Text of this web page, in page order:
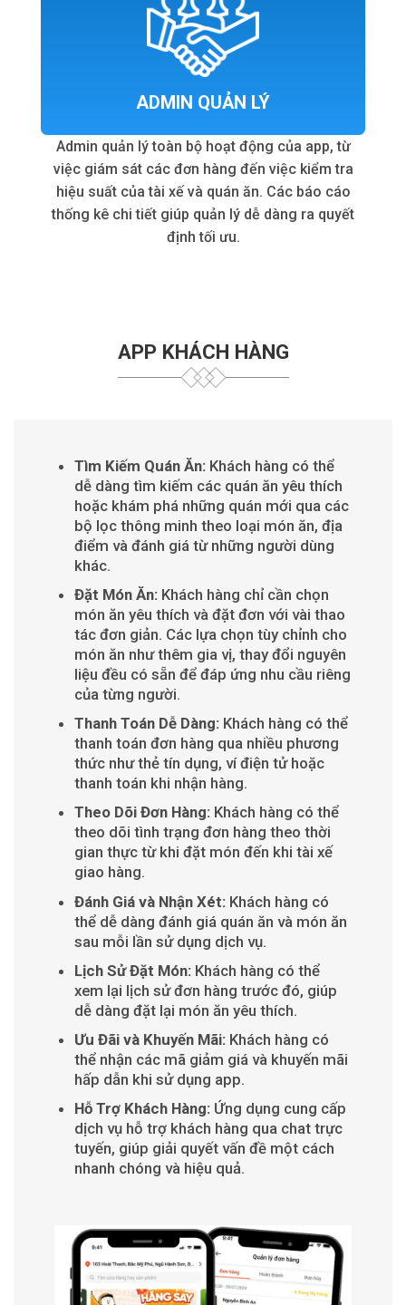
ADMIN QUẢN LÝ
Admin quản lý toàn bộ hoạt động của app, từ
việc giám sát các đơn hàng đến việc kiểm tra
hiệu suất của tài xế và quán ăn. Các báo cáo
thống kê chi tiết giúp quản lý dễ dàng ra quyết
định tối ưu.
APP KHÁCH HÀNG
Tìm Kiếm Quán Ăn:Khách hàng có thể
dễ dàng tìm kiếm các quán ăn yêu thích
hoặc khám phá những quán mới qua các
bộ lọc thông minh theo loại món ăn, địa
điểm và đánh giá từ những người dùng
khác.
Đặt Món Ăn:Khách hàng chỉ cần chọn
món ăn yêu thích và đặt đơn với vài thao
tác đơn giản. Các lựa chọn tùy chỉnh cho
món ăn như thêm gia vị, thay đổi nguyên
liệu đều có sẵn để đáp ứng nhu cầu riêng
của từng người.
Thanh Toán Dễ Dàng:Khách hàng có thể
thanh toán đơn hàng qua nhiều phương
thức như thẻ tín dụng, ví điện tử hoặc
thanh toán khi nhận hàng.
Theo Dõi Đơn Hàng:Khách hàng có thể
theo dõi tình trạng đơn hàng theo thời
gian thực từ khi đặt món đến khi tài xế
giao hàng.
Đánh Giá và Nhận Xét:Khách hàng có
thể dễ dàng đánh giá quán ăn và món ăn
sau mỗi lần sử dụng dịch vụ.
Lịch Sử Đặt Món:Khách hàng có thể
xem lại lịch sử đơn hàng trước đó, giúp
dễ dàng đặt lại món ăn yêu thích.
Ưu Đãi và Khuyến Mãi:Khách hàng có
thể nhận các mã giảm giá và khuyến mãi
hấp dẫn khi sử dụng app.
Hỗ Trợ Khách Hàng:Ứng dụng cung cấp
dịch vụ hỗ trợ khách hàng qua chat trực
tuyến, giúp giải quyết vấn đề một cách
nhanh chóng và hiệu quả.